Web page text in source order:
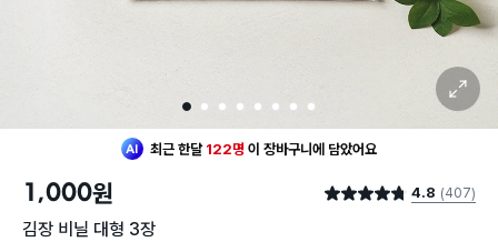
1 2 3 4 5 6 7 8
확대 보기
최근 한달 122명 이 장바구니에 담았어요
장바구니에 담았어요
1,000원 별점 4.8점 4.8 (407)
김장 비닐 대형 3장